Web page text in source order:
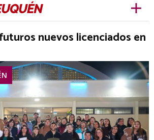
nuevos licenciados en